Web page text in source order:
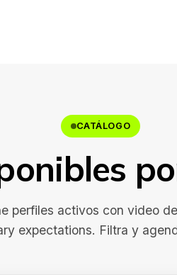
CATÁLOGO
perfiles activos con video
expectations. Filtra y